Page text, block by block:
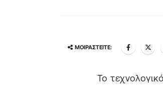
ΜΟΙΡΑΣΤΕΊΤΕ:
Το